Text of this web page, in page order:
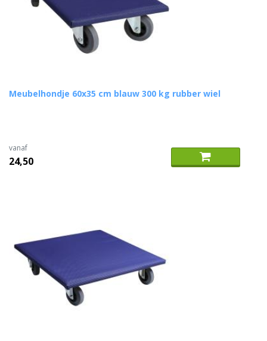
Meubelhondje 60x35 cm blauw 300 kg rubber wiel
vanaf
24,50